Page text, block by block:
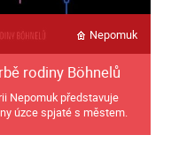
Nepomuk
rodiny Böhnelů
Nepomuk představuje
úzce spjaté s městem.